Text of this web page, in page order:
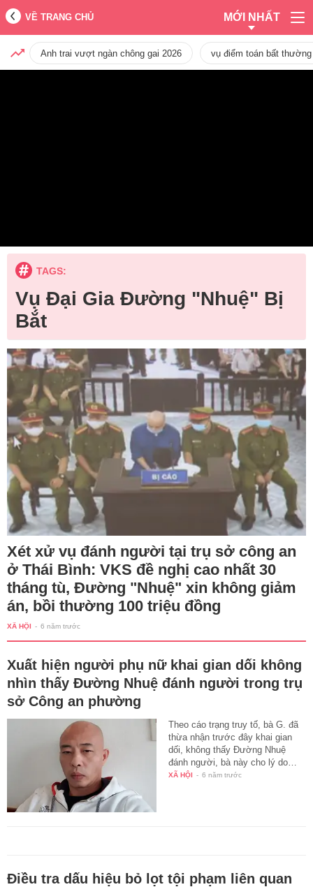
VỀ TRANG CHỦ MỚI NHẤT
Anh trai vượt ngàn chông gai 2026 vụ điểm toán bất
TAGS:
Vụ Đại Gia Đường "Nhuệ" Bị
Bắt
Xét xử vụ đánh người tại trụ sở công an
ở Thái Bình: VKS đề nghị cao nhất 30
tháng tù, Đường "Nhuệ" xin không giảm
án, bồi thường 100 triệu đồng
XÃ HỘI - 6 năm trước
Xuất hiện người phụ nữ khai gian dối không
nhìn thấy Đường Nhuệ đánh người trong trụ
sở Công an phường
Theo cáo trạng truy tố, bà G. đã
thừa nhận trước đây khai gian
dối, không thấy Đường Nhuệ
đánh người, bà này cho lý do…
XÃ HỘI - 6 năm trước
Điều tra dấu hiệu bỏ lọt tội phạm liên quan